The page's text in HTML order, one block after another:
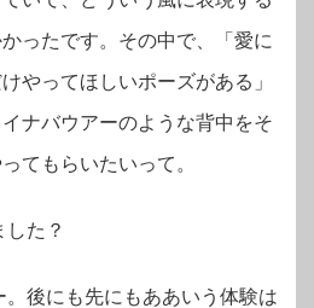
ったです。その中で、「愛に
やってほしいポーズがある」
ナバウアーのような背中をそ
てもらいたいって。
た？
。後にも先にもああいう体験は